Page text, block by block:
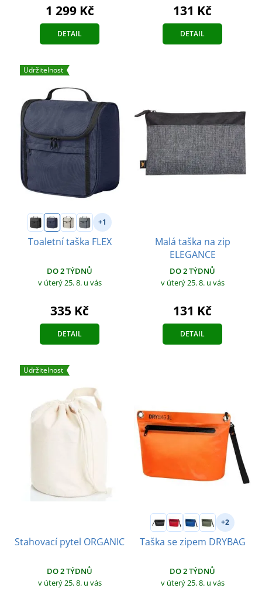
1 299 Kč
DETAIL
131 Kč
DETAIL
Udržitelnost
+1
Toaletní taška FLEX
DO 2 TÝDNŮ
v úterý 25. 8. u vás
335 Kč
DETAIL
Malá taška na zip
ELEGANCE
DO 2 TÝDNŮ
v úterý 25. 8. u vás
131 Kč
DETAIL
Udržitelnost
Stahovací pytel ORGANIC
DO 2 TÝDNŮ
v úterý 25. 8. u vás
+2
Taška se zipem DRYBAG
DO 2 TÝDNŮ
v úterý 25. 8. u vás